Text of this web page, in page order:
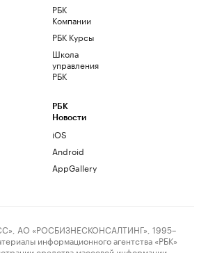
РБК
Компании
РБК Курсы
Школа
управления
РБК
РБК
Новости
iOS
Android
AppGallery
АО «РОСБИЗНЕСКОНСАЛТИНГ», 1995–
информационного агентства «РБК»